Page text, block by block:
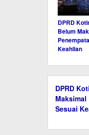
DPRD
Belum
Keahlian
DPRD
Maksimal
Sesuai